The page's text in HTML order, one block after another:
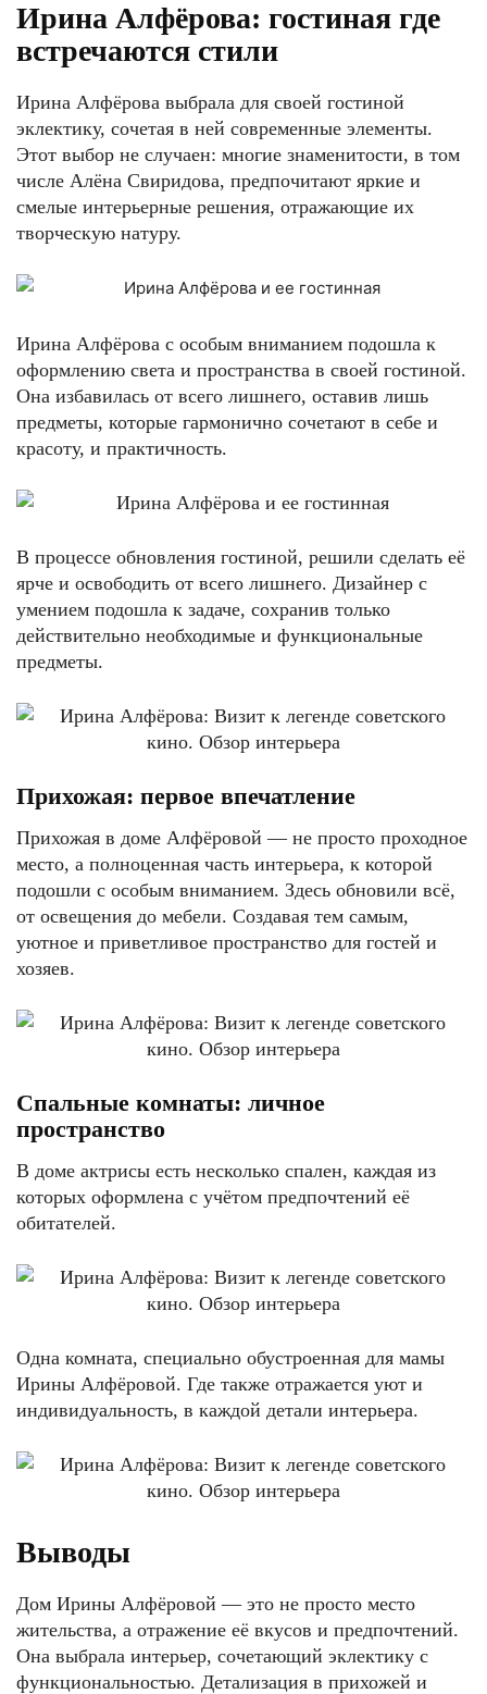
Ирина Алфёрова: гостиная где
встречаются стили
Ирина Алфёрова выбрала для своей гостиной
эклектику, сочетая в ней современные элементы.
Этот выбор не случаен: многие знаменитости, в том
числе Алёна Свиридова, предпочитают яркие и
смелые интерьерные решения, отражающие их
творческую натуру.
Ирина Алфёрова с особым вниманием подошла к
оформлению света и пространства в своей гостиной.
Она избавилась от всего лишнего, оставив лишь
предметы, которые гармонично сочетают в себе и
красоту, и практичность.
В процессе обновления гостиной, решили сделать её
ярче и освободить от всего лишнего. Дизайнер с
умением подошла к задаче, сохранив только
действительно необходимые и функциональные
предметы.
Прихожая: первое впечатление
Прихожая в доме Алфёровой — не просто проходное
место, а полноценная часть интерьера, к которой
подошли с особым вниманием. Здесь обновили всё,
от освещения до мебели. Создавая тем самым,
уютное и приветливое пространство для гостей и
хозяев.
Спальные комнаты: личное
пространство
В доме актрисы есть несколько спален, каждая из
которых оформлена с учётом предпочтений её
обитателей.
Одна комната, специально обустроенная для мамы
Ирины Алфёровой. Где также отражается уют и
индивидуальность, в каждой детали интерьера.
Выводы
Дом Ирины Алфёровой — это не просто место
жительства, а отражение её вкусов и предпочтений.
Она выбрала интерьер, сочетающий эклектику с
функциональностью. Детализация в прихожей и